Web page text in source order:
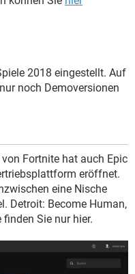
2018 eingestellt. Auf
noch Demoversionen
Fortnite hat auch Epic
eröffnet.
eine Nische
Detroit: Become Human,
Sie nur hier.